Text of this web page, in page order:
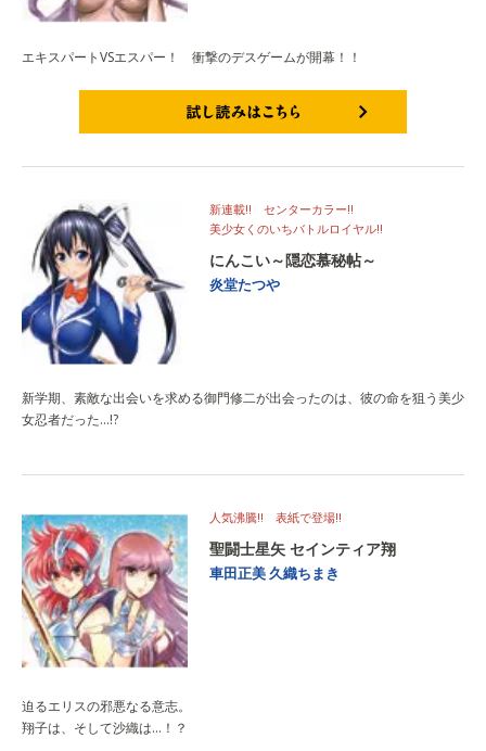
エキスパートVSエスパー！ 衝撃のデスゲームが開幕！！
新連載!! センターカラー!!
美少女くのいちバトルロイヤル!!
にんこい～隠恋慕秘帖～
炎堂たつや
新学期、素敵な出会いを求める御門修二が出会ったのは、彼の命を狙う美少
女忍者だった…!?
人気沸騰!! 表紙で登場!!
聖闘士星矢 セインティア翔
車田正美久織ちまき
迫るエリスの邪悪なる意志。
翔子は、そして沙織は…！？